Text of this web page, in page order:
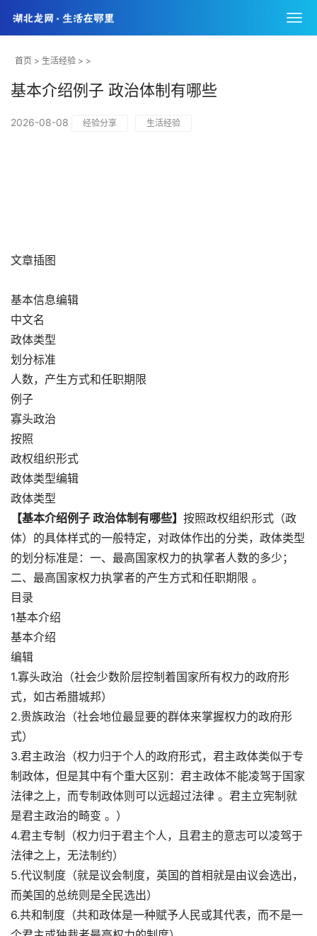
首页 > 生活经验 > >
基本介绍例子 政治体制有哪些
2026-08-08 经验分享 生活经验
文章插图
基本信息编辑
中文名
政体类型
划分标准
人数，产生方式和任职期限
例子
寡头政治
按照
政权组织形式
政体类型编辑
政体类型
【基本介绍例子 政治体制有哪些】 按照政权组织形式（政
体）的具体样式的一般特定，对政体作出的分类，政体类型
的划分标准是：一、最高国家权力的执掌者人数的多少；
二、最高国家权力执掌者的产生方式和任职期限 。
目录
1基本介绍
基本介绍
编辑
1.寡头政治（社会少数阶层控制着国家所有权力的政府形
式，如古希腊城邦）
2.贵族政治（社会地位最显要的群体来掌握权力的政府形
式）
3.君主政治（权力归于个人的政府形式，君主政体类似于专
制政体，但是其中有个重大区别：君主政体不能凌驾于国家
法律之上，而专制政体则可以远超过法律 。君主立宪制就
是君主政治的畸变 。）
4.君主专制（权力归于君主个人，且君主的意志可以凌驾于
法律之上，无法制约）
5.代议制度（就是议会制度，英国的首相就是由议会选出，
而美国的总统则是全民选出）
6.共和制度（共和政体是一种赋予人民或其代表，而不是一